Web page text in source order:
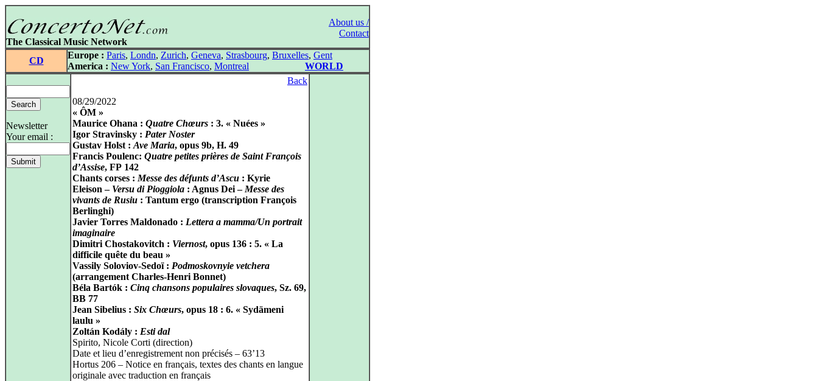
About us /
Contact
The Classical Music Network
CD
Europe : Paris, Londn, Zurich, Geneva, Strasbourg, Bruxelles, Gent
America : New York, San Francisco, Montreal WORLD
Newsletter
Your email :
Back
08/29/2022
« ÔM »
Maurice Ohana : Quatre Chœurs : 3. « Nuées »
Igor Stravinsky : Pater Noster
Gustav Holst : Ave Maria, opus 9b, H. 49
Francis Poulenc: Quatre petites prières de Saint François
d’Assise, FP 142
Chants corses : Messe des défunts d’Ascu : Kyrie
Eleison – Versu di Pioggiola : Agnus Dei – Messe des
vivants de Rusiu : Tantum ergo (transcription François
Berlinghi)
Javier Torres Maldonado : Lettera a mamma/Un portrait
imaginaire
Dimitri Chostakovitch : Viernost, opus 136 : 5. « La
difficile quête du beau »
Vassily Soloviov‑Sedoï : Podmoskovnyie vetchera
(arrangement Charles‑Henri Bonnet)
Béla Bartók : Cinq chansons populaires slovaques, Sz. 69,
BB 77
Jean Sibelius : Six Chœurs, opus 18 : 6. « Sydämeni
laulu »
Zoltán Kodály : Esti dal
Spirito, Nicole Corti (direction)
Date et lieu d’enregistrement non précisés – 63’13
Hortus 206 – Notice en français, textes des chants en langue
originale avec traduction en français